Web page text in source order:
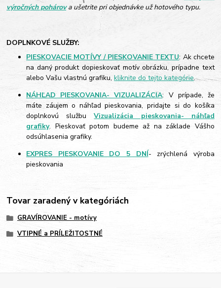
výročných pohárova ušetrite pri objednávke už hotového typu.
DOPLNKOVÉ SLUŽBY:
PIESKOVACIE MOTÍVY / PIESKOVANIE TEXTU: Ak chcete
na daný produkt dopieskovať motív obrázku, prípadne text
alebo Vašu vlastnú grafiku,kliknite do tejto kategórie.
NÁHĽAD PIESKOVANIA- VIZUALIZÁCIA: V prípade, že
máte záujem o náhľad pieskovania, pridajte si do košíka
doplnkovú službuVizualizácia pieskovania- náhľad
grafiky. Pieskovať potom budeme až na základe Vášho
odsúhlasenia grafiky.
EXPRES PIESKOVANIE DO 5 DNÍ- zrýchlená výroba
pieskovania
Tovar zaradený v kategóriách
GRAVÍROVANIE - motívy
VTIPNÉ a PRÍLEŽITOSTNÉ